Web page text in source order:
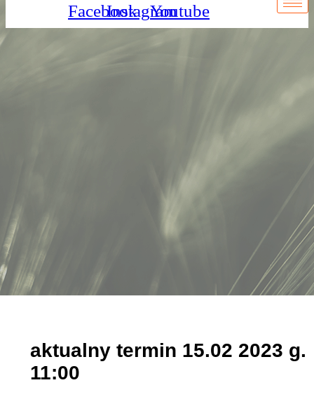
FacebookInstagramYoutube
aktualny termin 15.02 2023 g.
11:00